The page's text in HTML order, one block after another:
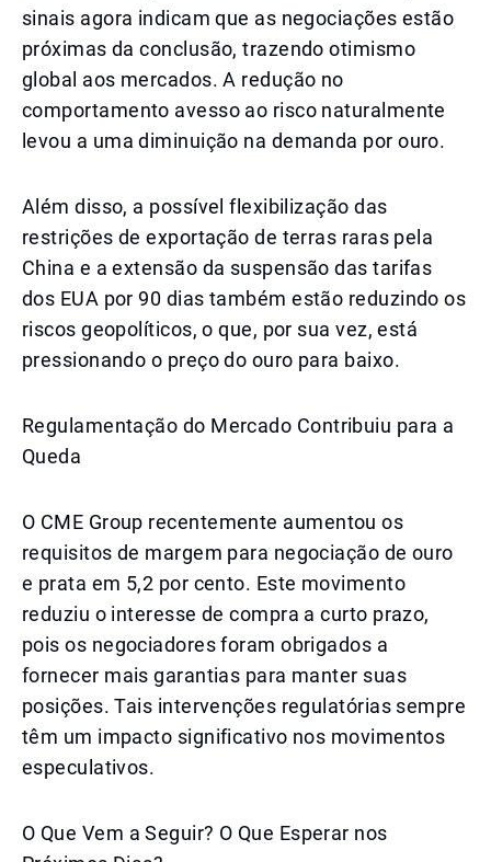
sinais agora indicam que as negociações estão
próximas da conclusão, trazendo otimismo
global aos mercados. A redução no
comportamento avesso ao risco naturalmente
levou a uma diminuição na demanda por ouro.
Além disso, a possível flexibilização das
restrições de exportação de terras raras pela
China e a extensão da suspensão das tarifas
dos EUA por 90 dias também estão reduzindo os
riscos geopolíticos, o que, por sua vez, está
pressionando o preço do ouro para baixo.
Regulamentação do Mercado Contribuiu para a
Queda
O CME Group recentemente aumentou os
requisitos de margem para negociação de ouro
e prata em 5,2 por cento. Este movimento
reduziu o interesse de compra a curto prazo,
pois os negociadores foram obrigados a
fornecer mais garantias para manter suas
posições. Tais intervenções regulatórias sempre
têm um impacto significativo nos movimentos
especulativos.
O Que Vem a Seguir? O Que Esperar nos